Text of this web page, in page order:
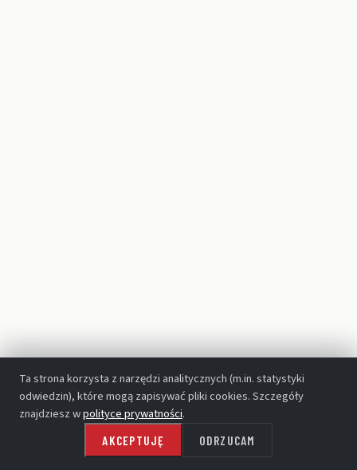
Ta strona korzysta z narzędzi analitycznych (m.in. statystyki
odwiedzin), które mogą zapisywać pliki cookies. Szczegóły
znajdziesz wpolityce prywatności.
AKCEPTUJĘ ODRZUCAM